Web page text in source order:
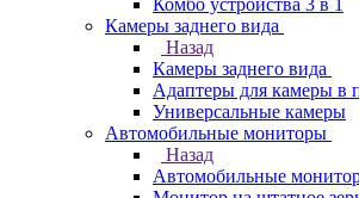
Комбо устройства 3 в 1
Камеры заднего вида
Назад
Камеры заднего вида
Адаптеры для камеры в
Универсальные камеры
Автомобильные мониторы
Назад
Автомобильные